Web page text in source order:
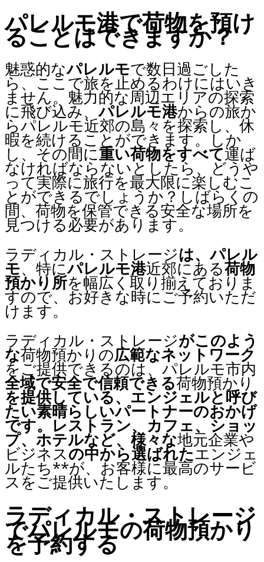
パレルモ港で荷物を預け
ることはできますか？
魅惑的なパレルモで数日過ごした
ら、ここで旅を止めるわけにはいき
ません。魅力的な周辺エリアの探索
に飛び込み、パレルモ港からの旅か
らパレルモ近郊の島々を探索し、休
暇を続けることができます。しか
し、その間に重い荷物をすべて運ば
なければならないとしたら、どうや
って実際に旅行を最大限に楽しむこ
とができるでしょうか？しばらくの
間、荷物を保管できる安全な場所を
見つける必要があります。
ラディカル・ストレージは、パレル
モ、特にパレルモ港近郊にある荷物
預かり所を幅広く取り揃えておりま
すので、お好きな時にご予約いただ
けます。
ラディカル・ストレージがこのよう
な荷物預かりの広範なネットワーク
をご提供できるのは、パレルモ市内
全域で安全で信頼できる荷物預かり
を提供している、エンジェルと呼び
たい素晴らしいパートナーのおかげ
です。レストラン、カフェ、ショッ
プ、ホテルなど、様々な地元企業や
ビジネスの中から選ばれたエンジェ
ルたち**が、お客様に最高のサービ
スをご提供いたします。
ラディカル・ストレージ
でパレルモの荷物預かり
を予約する